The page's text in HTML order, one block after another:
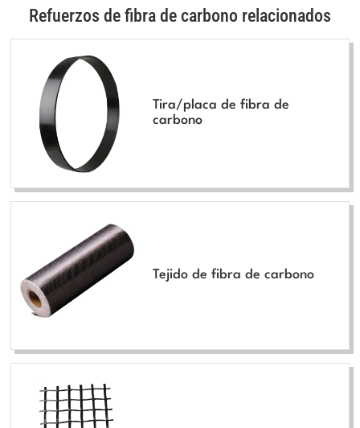
Refuerzos de fibra de carbono relacionados
Tira/placa de fibra de
carbono
Tejido de fibra de carbono